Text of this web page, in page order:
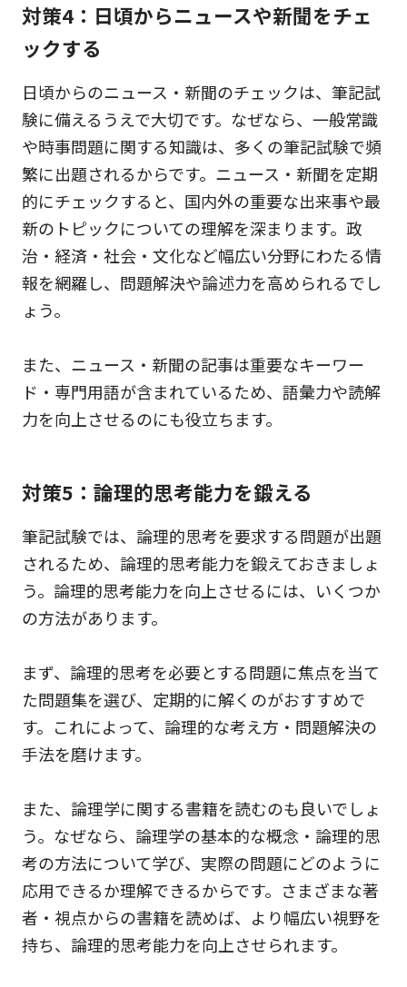
対策4：日頃からニュースや新聞をチェ
ックする
日頃からのニュース・新聞のチェックは、筆記試
験に備えるうえで大切です。なぜなら、一般常識
や時事問題に関する知識は、多くの筆記試験で頻
繁に出題されるからです。ニュース・新聞を定期
的にチェックすると、国内外の重要な出来事や最
新のトピックについての理解を深まります。政
治・経済・社会・文化など幅広い分野にわたる情
報を網羅し、問題解決や論述力を高められるでし
ょう。
また、ニュース・新聞の記事は重要なキーワー
ド・専門用語が含まれているため、語彙力や読解
力を向上させるのにも役立ちます。
対策5：論理的思考能力を鍛える
筆記試験では、論理的思考を要求する問題が出題
されるため、論理的思考能力を鍛えておきましょ
う。論理的思考能力を向上させるには、いくつか
の方法があります。
まず、論理的思考を必要とする問題に焦点を当て
た問題集を選び、定期的に解くのがおすすめで
す。これによって、論理的な考え方・問題解決の
手法を磨けます。
また、論理学に関する書籍を読むのも良いでしょ
う。なぜなら、論理学の基本的な概念・論理的思
考の方法について学び、実際の問題にどのように
応用できるか理解できるからです。さまざまな著
者・視点からの書籍を読めば、より幅広い視野を
持ち、論理的思考能力を向上させられます。